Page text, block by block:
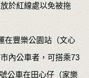
於紅線處以免被拖
在豐樂公園站（文心
內公車者，可搭乘73
公車在田心仔（家樂